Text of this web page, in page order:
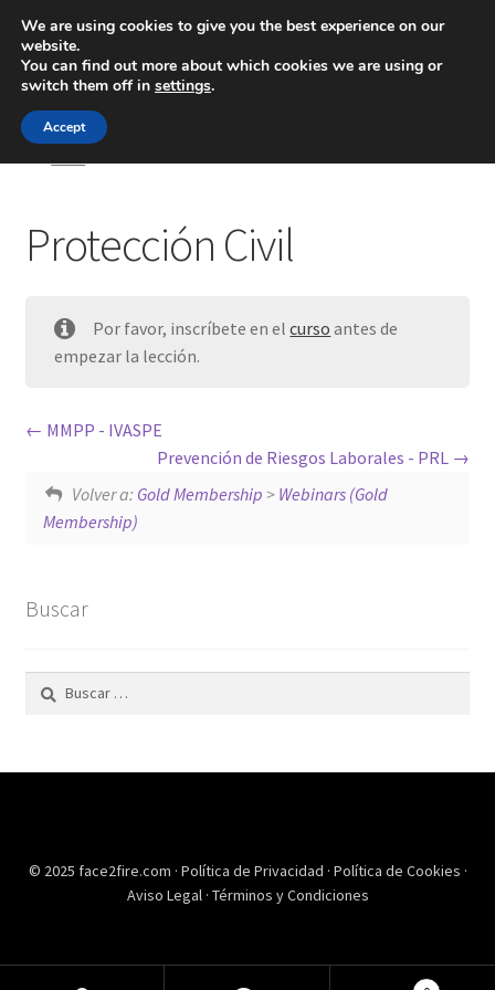
Inicio
Ingeniería
Protección Civil
Por favor, inscríbete en elcurso antes de
empezar la lección.
MMPP - IVASPE
Prevención de Riesgos Laborales - PRL
Volver a: Gold Membership > Webinars (Gold
Membership)
Buscar
Buscar:
© 2025 face2fire.com · Política de Privacidad · Política de Cookies ·
Aviso Legal · Términos y Condiciones
We are using cookies to give you the best experience on our
website.
You can find out more about which cookies we are using or
switch them off in settings.
Accept